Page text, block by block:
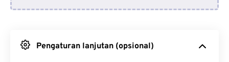
Pengaturan lanjutan (opsional)